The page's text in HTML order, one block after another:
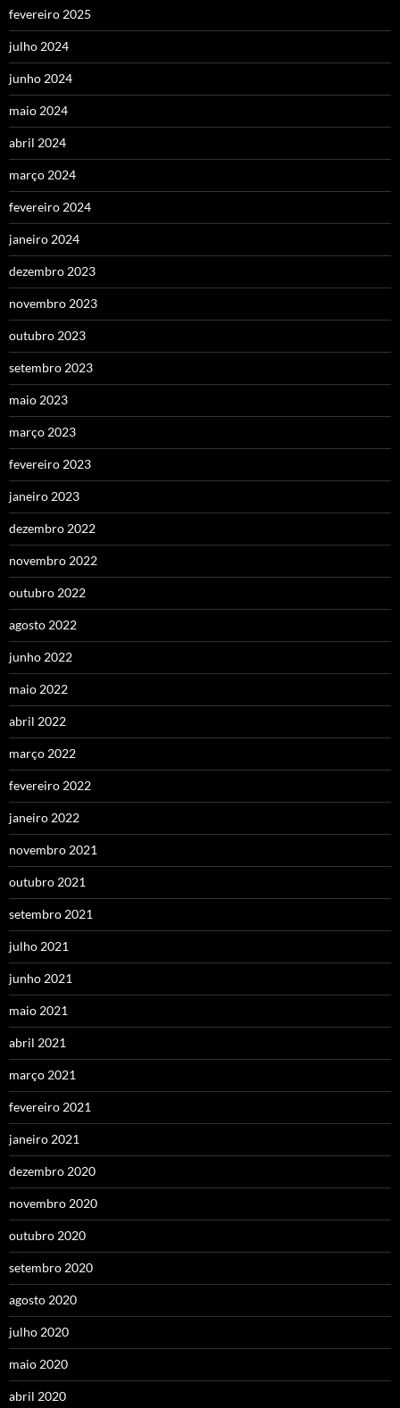
fevereiro 2025
julho 2024
junho 2024
maio 2024
abril 2024
março 2024
fevereiro 2024
janeiro 2024
dezembro 2023
novembro 2023
outubro 2023
setembro 2023
maio 2023
março 2023
fevereiro 2023
janeiro 2023
dezembro 2022
novembro 2022
outubro 2022
agosto 2022
junho 2022
maio 2022
abril 2022
março 2022
fevereiro 2022
janeiro 2022
novembro 2021
outubro 2021
setembro 2021
julho 2021
junho 2021
maio 2021
abril 2021
março 2021
fevereiro 2021
janeiro 2021
dezembro 2020
novembro 2020
outubro 2020
setembro 2020
agosto 2020
julho 2020
maio 2020
abril 2020